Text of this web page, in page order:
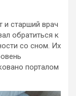
и старший врач
обратиться к
со сном. Их
порталом